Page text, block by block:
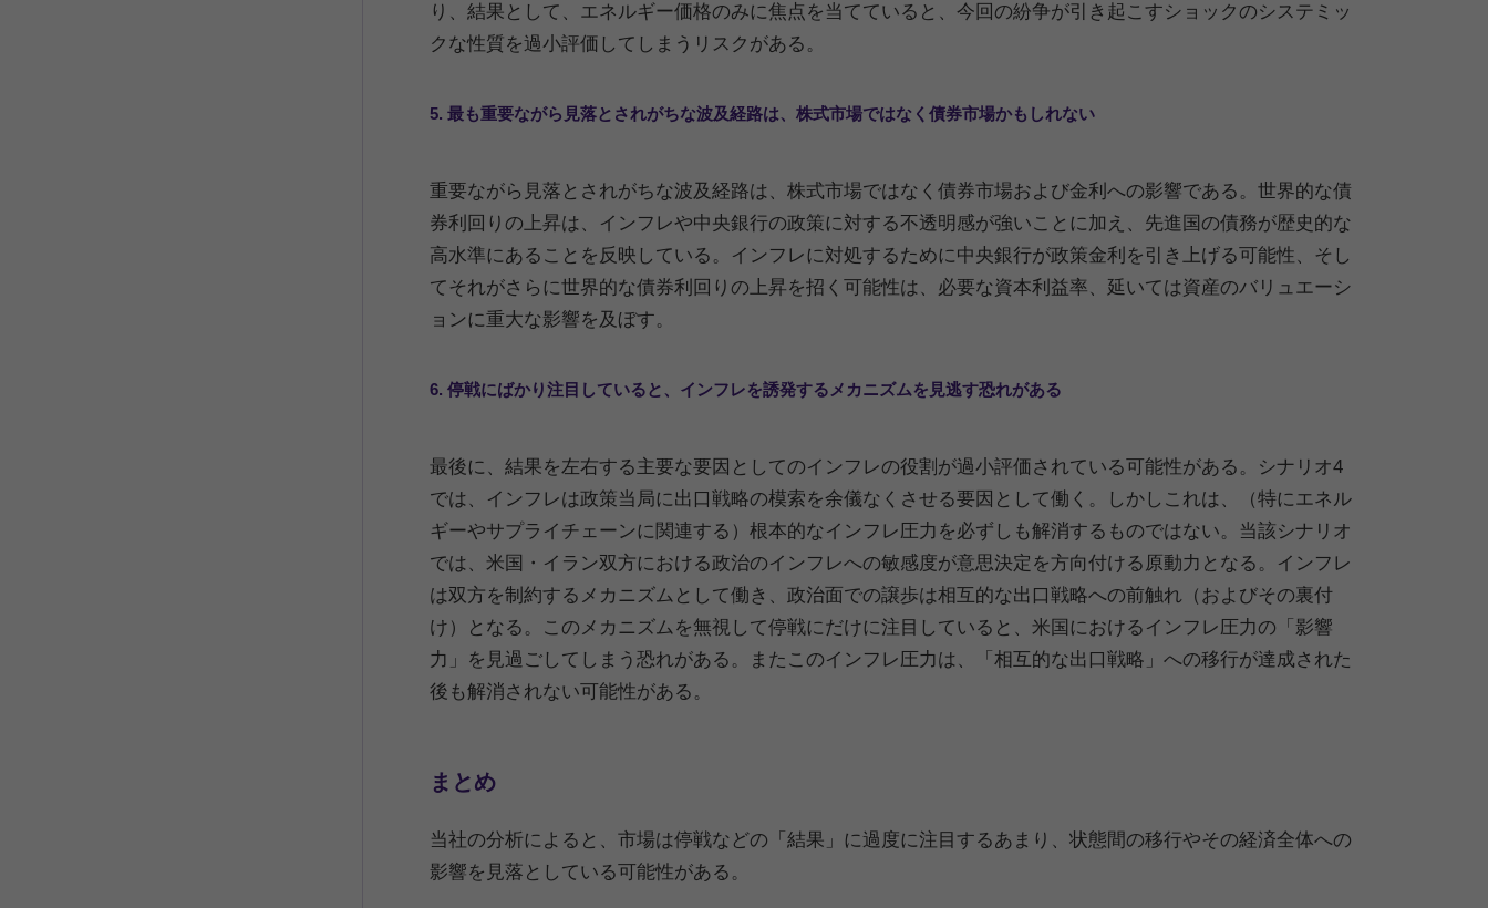
り、結果として、エネルギー価格のみに焦点を当てていると、今回の紛争が引き起こすショックのシステミッ
クな性質を過小評価してしまうリスクがある。
5. 最も重要ながら見落とされがちな波及経路は、株式市場ではなく債券市場かもしれない
重要ながら見落とされがちな波及経路は、株式市場ではなく債券市場および金利への影響である。世界的な債
券利回りの上昇は、インフレや中央銀行の政策に対する不透明感が強いことに加え、先進国の債務が歴史的な
高水準にあることを反映している。インフレに対処するために中央銀行が政策金利を引き上げる可能性、そし
てそれがさらに世界的な債券利回りの上昇を招く可能性は、必要な資本利益率、延いては資産のバリュエーシ
ョンに重大な影響を及ぼす。
6. 停戦にばかり注目していると、インフレを誘発するメカニズムを見逃す恐れがある
最後に、結果を左右する主要な要因としてのインフレの役割が過小評価されている可能性がある。シナリオ4
では、インフレは政策当局に出口戦略の模索を余儀なくさせる要因として働く。しかしこれは、（特にエネル
ギーやサプライチェーンに関連する）根本的なインフレ圧力を必ずしも解消するものではない。当該シナリオ
では、米国・イラン双方における政治のインフレへの敏感度が意思決定を方向付ける原動力となる。インフレ
は双方を制約するメカニズムとして働き、政治面での譲歩は相互的な出口戦略への前触れ（およびその裏付
け）となる。このメカニズムを無視して停戦にだけに注目していると、米国におけるインフレ圧力の「影響
力」を見過ごしてしまう恐れがある。またこのインフレ圧力は、「相互的な出口戦略」への移行が達成された
後も解消されない可能性がある。
まとめ
当社の分析によると、市場は停戦などの「結果」に過度に注目するあまり、状態間の移行やその経済全体への
影響を見落としている可能性がある。